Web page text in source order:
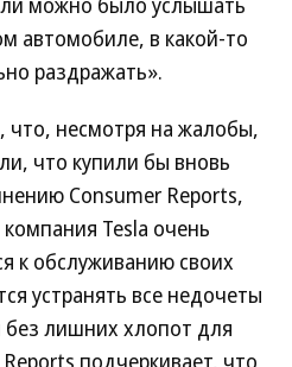
автомобиле, в какой-то
раздражать».
что, несмотря на жалобы,
что купили бы вновь
Consumer Reports,
Tesla очень
к обслуживанию своих
устранять все недочеты
лишних хлопот для